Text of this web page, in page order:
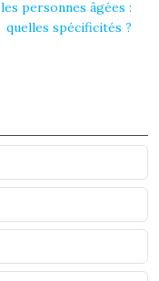
les personnes âgées :
quelles spécificités ?